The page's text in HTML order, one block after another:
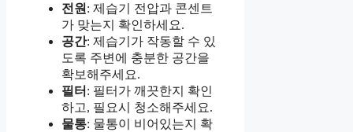
전원 : 제습기 전압과 콘센트
가 맞는지 확인하세요.
공간: 제습기가 작동할 수 있
도록 주변에 충분한 공간을
확보해주세요.
필터 : 필터가 깨끗한지 확인
하고, 필요시 청소해주세요.
물통: 물통이 비어있는지 확